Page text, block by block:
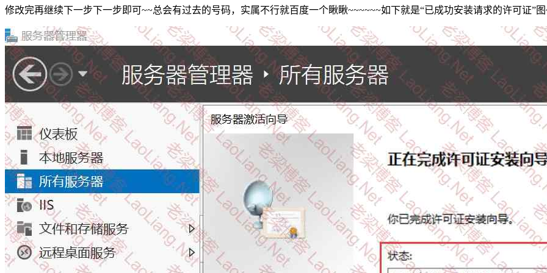
修改完再继续下一步下一步即可~~总会有过去的号码，实属不行就百度一个瞅瞅~~~~~~如下就是“已成功安装请求的许可证”